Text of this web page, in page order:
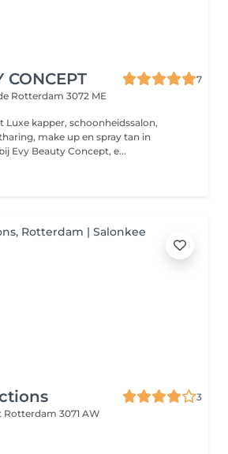
CONCEPT
7
Rotterdam 3072 ME
make up en spray tan in
bij Evy Beauty Concept, e...
3
Rotterdam 3071 AW